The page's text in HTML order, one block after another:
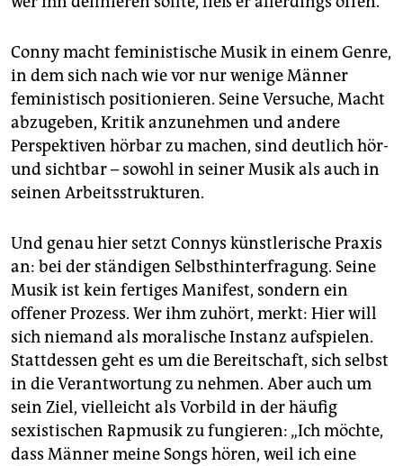
Conny macht feministische Musik in einem Genre,
in dem sich nach wie vor nur wenige Männer
feministisch positionieren. Seine Versuche, Macht
abzugeben, Kritik anzunehmen und andere
Perspektiven hörbar zu machen, sind deutlich hör-
und sichtbar – sowohl in seiner Musik als auch in
seinen Arbeitsstrukturen.
Und genau hier setzt Connys künstlerische Praxis
an: bei der ständigen Selbsthinterfragung. Seine
Musik ist kein fertiges Manifest, sondern ein
offener Prozess. Wer ihm zuhört, merkt: Hier will
sich niemand als moralische Instanz aufspielen.
Stattdessen geht es um die Bereitschaft, sich selbst
in die Verantwortung zu nehmen. Aber auch um
sein Ziel, vielleicht als Vorbild in der häufig
sexistischen Rapmusik zu fungieren: „Ich möchte,
dass Männer meine Songs hören, weil ich eine